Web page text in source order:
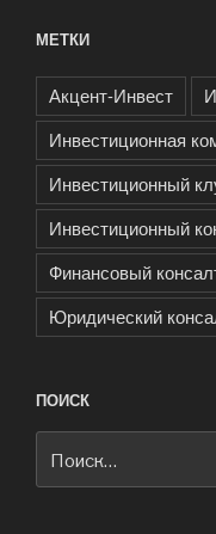
МЕТКИ
Акцент-Инвест
Инвестиционная
Инвестиционный
Инвестиционный
Финансовый
Юридический
ПОИСК